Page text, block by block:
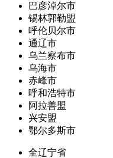
巴彦淖尔市
锡林郭勒盟
呼伦贝尔市
通辽市
乌兰察布市
乌海市
赤峰市
呼和浩特市
阿拉善盟
兴安盟
鄂尔多斯市
全辽宁省